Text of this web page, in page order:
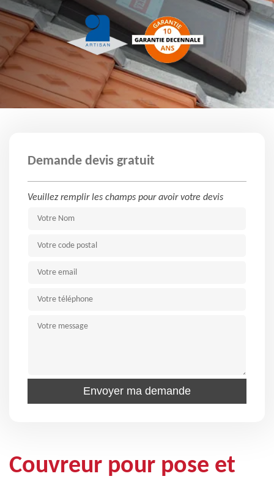
Demande devis gratuit
Veuillez remplir les champs pour avoir votre devis
Couvreur pour pose et